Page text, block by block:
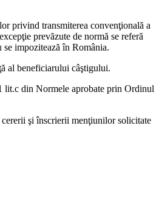
privind transmiterea convenţională a
prevăzute de normă se referă
impozitează în România.
al beneficiarului câştigului.
lit.c din Normele aprobate prin Ordinul
şi înscrierii menţiunilor solicitate